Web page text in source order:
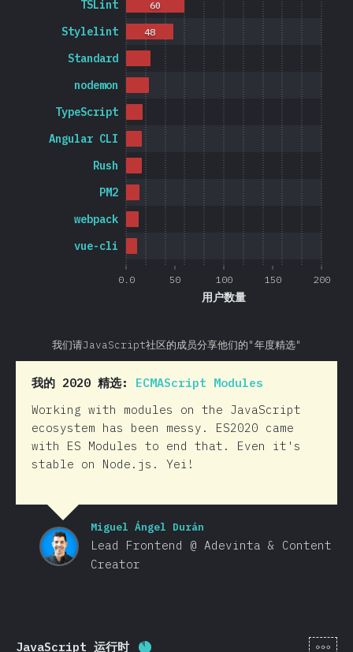
0.0 50 100 150 200
用户数量
vue-cli
webpack
PM2
Rush
Angular CLI
TypeScript
nodemon
Standard
Stylelint
TSLint
48
60
我们请JavaScript社区的成员分享他们的"年度精选"
我的 2020 精选: ECMAScript Modules
Working with modules on the JavaScript
ecosystem has been messy. ES2020 came
with ES Modules to end that. Even it's
stable on Node.js. Yei!
Miguel Ángel Durán
Lead Frontend @ Adevinta & Content
Creator
JavaScript 运行时 [zh-